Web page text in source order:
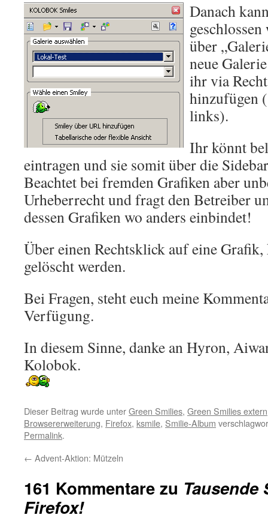
Danach
über
neue
ihr via
hinzufügen
links).
Ihr könnt
eintragen und sie somit über die
Beachtet bei fremden Grafiken aber
Urheberrecht und fragt den Betreiber
dessen Grafiken wo anders einbindet!
Über einen Rechtsklick auf eine Grafik,
gelöscht werden.
Bei Fragen, steht euch meine
Verfügung.
In diesem Sinne, danke an Hyron,
Kolobok.
Dieser Beitrag wurde unterGreen Smilies, Green Smilies extern
Browsererweiterung, Firefox, ksmile, Smilie-Album
Permalink.
← Advent-Aktion: Mützeln
161 Kommentare zu
Firefox!